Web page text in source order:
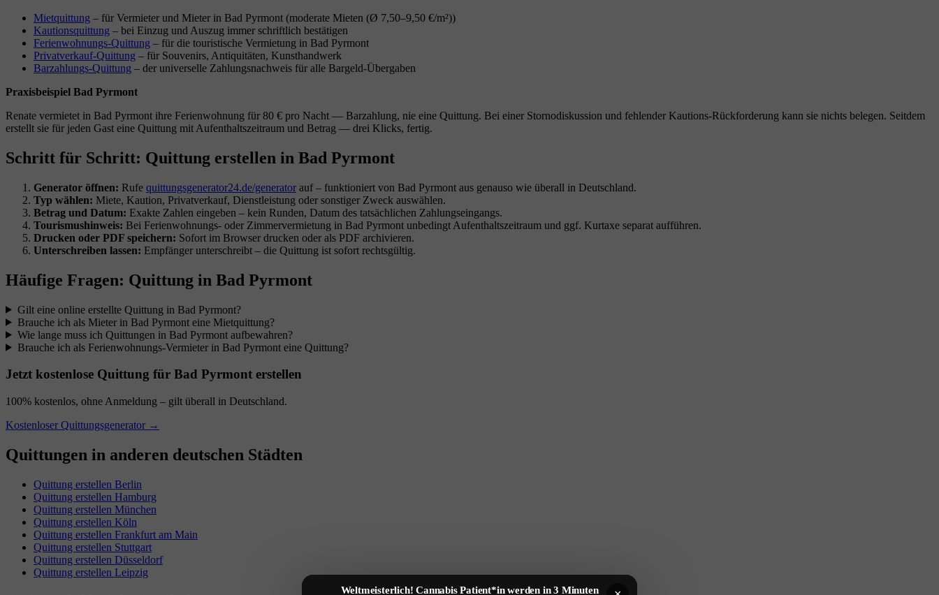
Mietquittung – für Vermieter und Mieter in Bad Pyrmont (moderate Mieten (Ø 7,50–9,50 €/m²))
Kautionsquittung – bei Einzug und Auszug immer schriftlich bestätigen
Ferienwohnungs-Quittung – für die touristische Vermietung in Bad Pyrmont
Privatverkauf-Quittung – für Souvenirs, Antiquitäten, Kunsthandwerk
Barzahlungs-Quittung – der universelle Zahlungsnachweis für alle Bargeld-Übergaben
Praxisbeispiel Bad Pyrmont
Renate vermietet in Bad Pyrmont ihre Ferienwohnung für 80 € pro Nacht — Barzahlung, nie eine Quittung. Bei einer Stornodiskussion und fehlender Kautions-Rückforderung kann sie nichts belegen. Seitdem
erstellt sie für jeden Gast eine Quittung mit Aufenthaltszeitraum und Betrag — drei Klicks, fertig.
Schritt für Schritt: Quittung erstellen in Bad Pyrmont
Generator öffnen: Rufe quittungsgenerator24.de/generator auf – funktioniert von Bad Pyrmont aus genauso wie überall in Deutschland.
Typ wählen: Miete, Kaution, Privatverkauf, Dienstleistung oder sonstiger Zweck auswählen.
Betrag und Datum: Exakte Zahlen eingeben – kein Runden, Datum des tatsächlichen Zahlungseingangs.
Tourismushinweis: Bei Ferienwohnungs- oder Zimmervermietung in Bad Pyrmont unbedingt Aufenthaltszeitraum und ggf. Kurtaxe separat aufführen.
Drucken oder PDF speichern: Sofort im Browser drucken oder als PDF archivieren.
Unterschreiben lassen: Empfänger unterschreibt – die Quittung ist sofort rechtsgültig.
Häufige Fragen: Quittung in Bad Pyrmont
Gilt eine online erstellte Quittung in Bad Pyrmont?
Brauche ich als Mieter in Bad Pyrmont eine Mietquittung?
Wie lange muss ich Quittungen in Bad Pyrmont aufbewahren?
Brauche ich als Ferienwohnungs-Vermieter in Bad Pyrmont eine Quittung?
Jetzt kostenlose Quittung für Bad Pyrmont erstellen
100% kostenlos, ohne Anmeldung – gilt überall in Deutschland.
Kostenloser Quittungsgenerator →
Quittungen in anderen deutschen Städten
Quittung erstellen Berlin
Quittung erstellen Hamburg
Quittung erstellen München
Quittung erstellen Köln
Quittung erstellen Frankfurt am Main
Quittung erstellen Stuttgart
Quittung erstellen Düsseldorf
Quittung erstellen Leipzig
Weltmeisterlich! Cannabis Patient*in werden in 3 Minuten